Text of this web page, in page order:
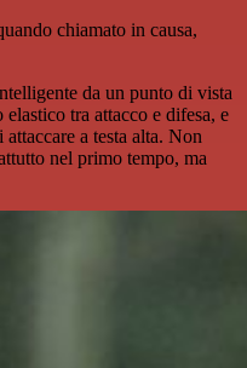
chiamato in causa,
da un punto di vista
tra attacco e difesa, e
a testa alta. Non
nel primo tempo, ma